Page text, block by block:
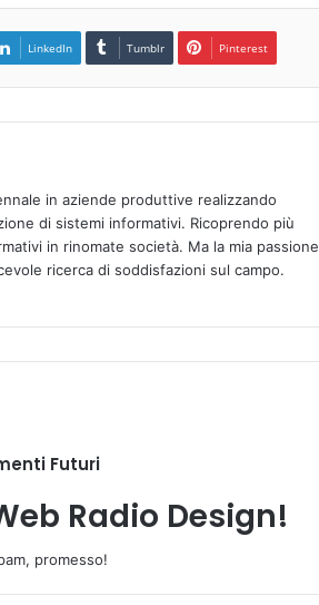
LinkedIn Tumblr Pinterest
in aziende produttive realizzando
di sistemi informativi. Ricoprendo più
in rinomate società. Ma la mia passione
ricerca di soddisfazioni sul campo.
Futuri
Radio Design!
promesso!